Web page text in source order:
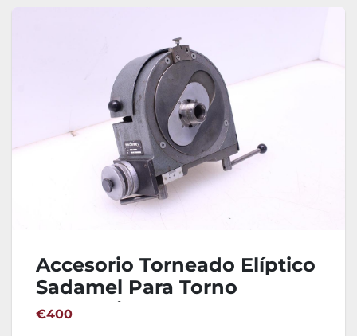
Accesorio Torneado Elíptico
Sadamel Para Torno
Schaublin 102
€400